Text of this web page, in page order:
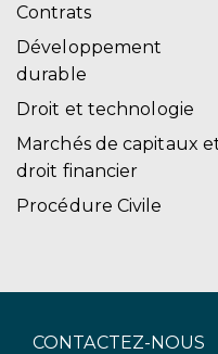
Contrats
Développement
durable
Droit et technologie
Marchés de capitaux
droit financier
Procédure Civile
CONTACTEZ-NOUS